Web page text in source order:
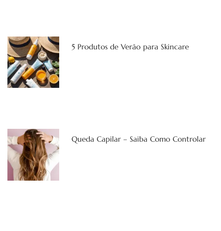
5 Produtos de Verão para Skincare
Queda Capilar – Saiba Como Controlar